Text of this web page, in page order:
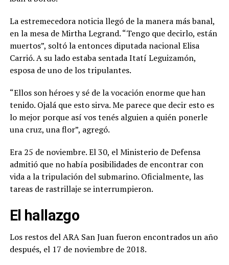
La estremecedora noticia llegó de la manera más banal,
en la mesa de Mirtha Legrand. “Tengo que decirlo, están
muertos”, soltó la entonces diputada nacional Elisa
Carrió. A su lado estaba sentada Itatí Leguizamón,
esposa de uno de los tripulantes.
“Ellos son héroes y sé de la vocación enorme que han
tenido. Ojalá que esto sirva. Me parece que decir esto es
lo mejor porque así vos tenés alguien a quién ponerle
una cruz, una flor”, agregó.
Era 25 de noviembre. El 30, el Ministerio de Defensa
admitió que no había posibilidades de encontrar con
vida a la tripulación del submarino. Oficialmente, las
tareas de rastrillaje se interrumpieron.
El hallazgo
Los restos del ARA San Juan fueron encontrados un año
después, el 17 de noviembre de 2018.